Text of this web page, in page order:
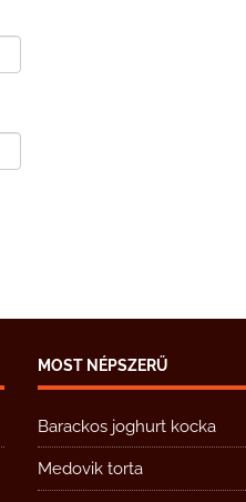
MOST NÉPSZERŰ
Barackos joghurt kocka
Medovik torta